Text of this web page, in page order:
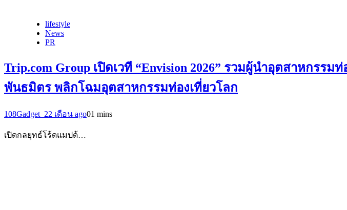
lifestyle
News
PR
Trip.com Group เปิดเวที “Envision 2026” รวมผู้นำอุตสาหกรร
พันธมิตร พลิกโฉมอุตสาหกรรมท่องเที่ยวโลก
108Gadget_22 เดือน ago01 mins
เปิดกลยุทธ์โร้ดแมปด้…